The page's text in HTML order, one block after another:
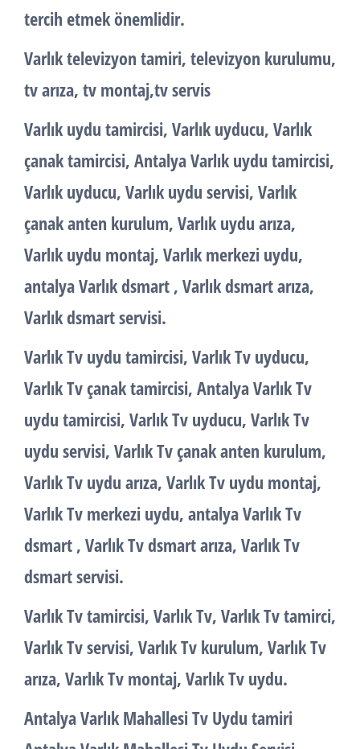
tercih etmek önemlidir.
Varlık televizyon tamiri, televizyon kurulumu,
tv arıza, tv montaj,tv servis
Varlık uydu tamircisi, Varlık uyducu, Varlık
çanak tamircisi, Antalya Varlık uydu tamircisi,
Varlık uyducu, Varlık uydu servisi, Varlık
çanak anten kurulum, Varlık uydu arıza,
Varlık uydu montaj, Varlık merkezi uydu,
antalya Varlık dsmart , Varlık dsmart arıza,
Varlık dsmart servisi.
Varlık Tv uydu tamircisi, Varlık Tv uyducu,
Varlık Tv çanak tamircisi, Antalya Varlık Tv
uydu tamircisi, Varlık Tv uyducu, Varlık Tv
uydu servisi, Varlık Tv çanak anten kurulum,
Varlık Tv uydu arıza, Varlık Tv uydu montaj,
Varlık Tv merkezi uydu, antalya Varlık Tv
dsmart , Varlık Tv dsmart arıza, Varlık Tv
dsmart servisi.
Varlık Tv tamircisi, Varlık Tv, Varlık Tv tamirci,
Varlık Tv servisi, Varlık Tv kurulum, Varlık Tv
arıza, Varlık Tv montaj, Varlık Tv uydu.
Antalya Varlık Mahallesi Tv Uydu tamiri